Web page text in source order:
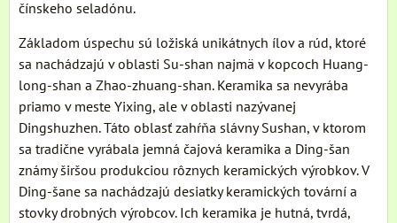
čínskeho seladónu.
Základom úspechu sú ložiská unikátnych ílov a rúd, ktoré
sa nachádzajú v oblasti Su-shan najmä v kopcoch Huang-
long-shan a Zhao-zhuang-shan. Keramika sa nevyrába
priamo v meste Yixing, ale v oblasti nazývanej
Dingshuzhen. Táto oblasť zahŕňa slávny Sushan, v ktorom
sa tradične vyrábala jemná čajová keramika a Ding-šan
známy širšou produkciou rôznych keramických výrobkov. V
Ding-šane sa nachádzajú desiatky keramických tovární a
stovky drobných výrobcov. Ich keramika je hutná, tvrdá,